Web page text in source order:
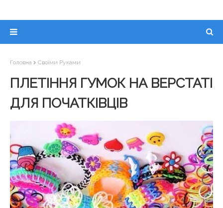
Головна Своїми Руками
ПЛЕТІННЯ ГУМОК НА ВЕРСТАТІ
ДЛЯ ПОЧАТКІВЦІВ